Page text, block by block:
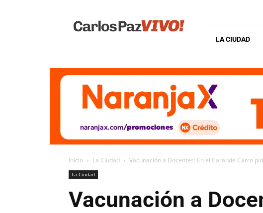
Vivo
LA CIUDAD
Inicio La Ciudad Vacunación a Docentes: En el Carande Carro
La Ciudad
Vacunación a